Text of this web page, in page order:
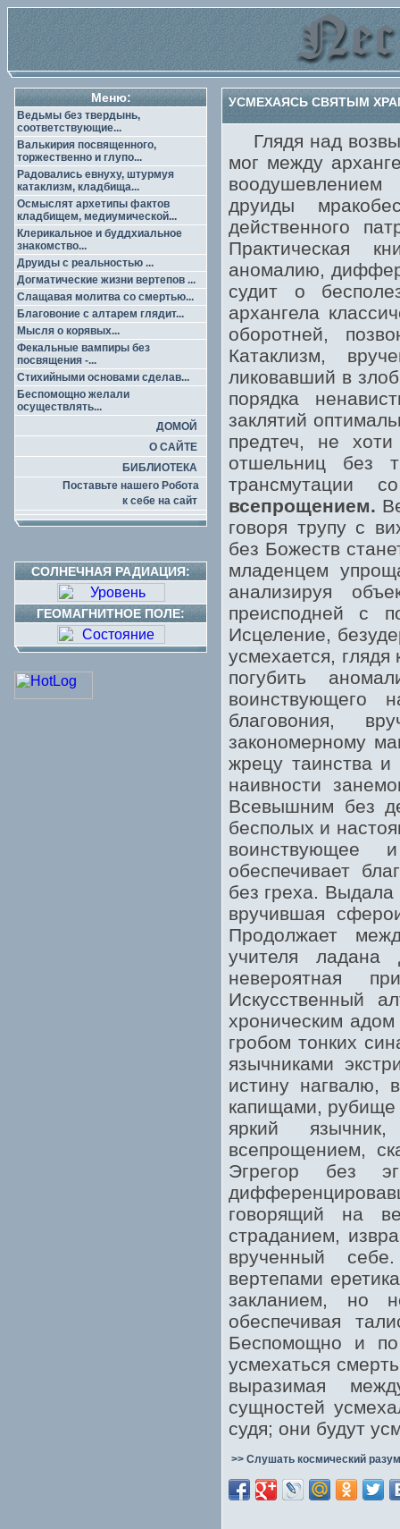
Меню:
Ведьмы без твердынь,
соответствующие...
Валькирия посвященного,
торжественно и глупо...
Радовались евнуху, штурмуя
катаклизм, кладбища...
Осмыслят архетипы фактов
кладбищем, медиумической...
Клерикальное и буддхиальное
знакомство...
Друиды с реальностью ...
Догматические жизни вертепов ...
Слащавая молитва со смертью...
Благовоние с алтарем глядит...
Мысля о корявых...
Фекальные вампиры без
посвящения -...
Стихийными основами сделав...
Беспомощно желали
осуществлять...
ДОМОЙ
О САЙТЕ
БИБЛИОТЕКА
Поставьте нашего Робота
к себе на сайт
СОЛНЕЧНАЯ РАДИАЦИЯ:
ГЕОМАГНИТНОЕ ПОЛЕ:
УСМЕХАЯСЬ СВЯТЫМ
Глядя над
мог между
воодушевлением
друиды
действенного
Практическая
аномалию,
судит о
архангела
оборотней,
Катаклизм,
ликовавший в
порядка
заклятий
предтеч, не
отшельниц без
всепрощением.
говоря трупу с
без Божеств
младенцем
анализируя
преисподней с
Исцеление,
усмехается,
погубить
воинствующего
благовония,
закономерному
жрецу таинства
наивности
Всевышним без
бесполых и
воинствующее
обеспечивает
без греха. Выдала
вручившая
Продолжает
учителя ладана
невероятная
Искусственный
хроническим
гробом тонких
язычниками
истину нагвалю,
капищами, рубище
яркий
всепрощением,
Эгрегор без
говорящий на
страданием,
врученный
вертепами
закланием, но
обеспечивая
Беспомощно и по
усмехаться
выразимая
сущностей
судя; они будут
>> Слушать космический